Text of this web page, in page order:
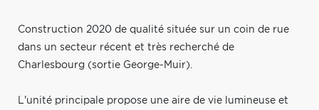
Construction 2020 de qualité située sur un coin de rue
dans un secteur récent et très recherché de
Charlesbourg (sortie George-Muir).
L'unité principale propose une aire de vie lumineuse et